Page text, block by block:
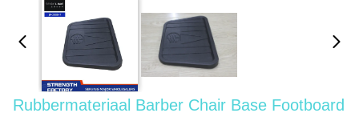
Rubbermateriaal Barber Chair Base Footboard